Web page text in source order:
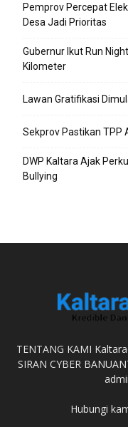
Pemprov Percepat
Desa Jadi Prioritas
Gubernur Ikut Run
Kilometer
Lawan Gratifikasi
Sekprov Pastikan TPP
DWP Kaltara Ajak
Bullying
TENTANG KAMI
SIRAN CYBER
Hubungi